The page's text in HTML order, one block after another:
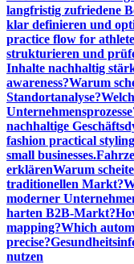
langfristig zufriedene
klar definieren und
practice flow for
strukturieren und
Inhalte nachhaltig
awareness?Warum
Standortanalyse?
nachhaltige
fashion practical
small businesses.
erklärenWarum
traditionellen Markt?
moderner
harten B2B-Markt?
mapping?Which
precise?
nutzen